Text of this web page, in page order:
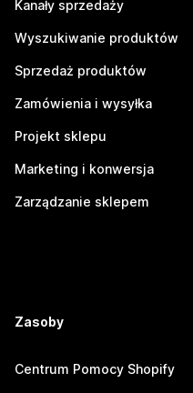
Kanały sprzedaży
Wyszukiwanie produktów
Sprzedaż produktów
Zamówienia i wysyłka
Projekt sklepu
Marketing i konwersja
Zarządzanie sklepem
Zasoby
Centrum Pomocy Shopify